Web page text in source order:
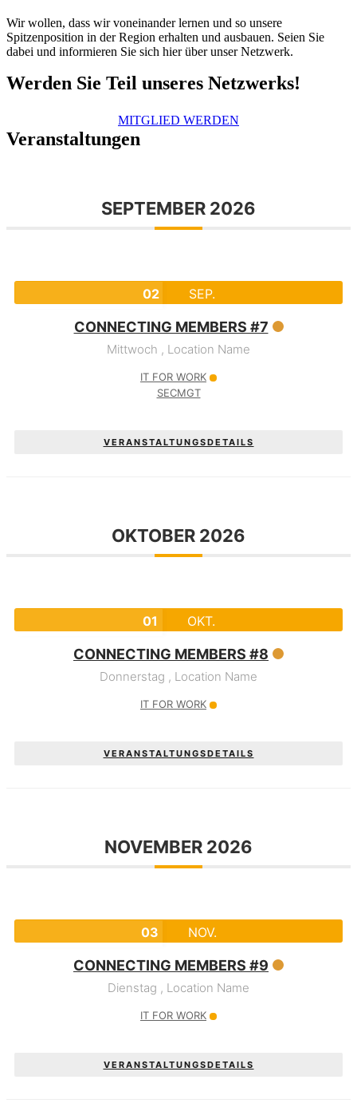
Wir wollen, dass wir voneinander lernen und so unsere
Spitzenposition in der Region erhalten und ausbauen. Seien Sie
dabei und informieren Sie sich hier über unser Netzwerk.
Werden Sie Teil unseres Netzwerks!
MITGLIED WERDEN
Veranstaltungen
SEPTEMBER 2026
02 SEP.
CONNECTING MEMBERS #7
Mittwoch , Location Name
IT FOR WORK
SECMGT
VERANSTALTUNGSDETAILS
OKTOBER 2026
01 OKT.
CONNECTING MEMBERS #8
Donnerstag , Location Name
IT FOR WORK
VERANSTALTUNGSDETAILS
NOVEMBER 2026
03 NOV.
CONNECTING MEMBERS #9
Dienstag , Location Name
IT FOR WORK
VERANSTALTUNGSDETAILS